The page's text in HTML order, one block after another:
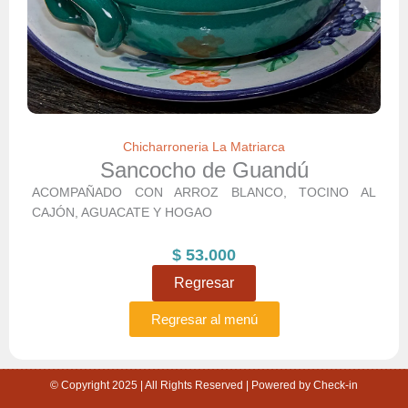
Chicharroneria La Matriarca
Sancocho de Guandú
ACOMPAÑADO CON ARROZ BLANCO, TOCINO AL
CAJÓN, AGUACATE Y HOGAO
$ 53.000
Regresar
Regresar al menú
© Copyright 2025 | All Rights Reserved | Powered by Check-in